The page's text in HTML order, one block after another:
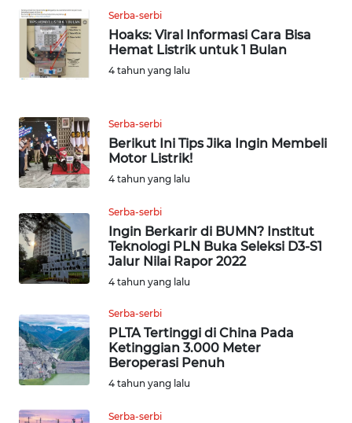
Serba-serbi
Hoaks: Viral Informasi Cara Bisa
Hemat Listrik untuk 1 Bulan
4 tahun yang lalu
Serba-serbi
Berikut Ini Tips Jika Ingin Membeli
Motor Listrik!
4 tahun yang lalu
Serba-serbi
Ingin Berkarir di BUMN? Institut
Teknologi PLN Buka Seleksi D3-S1
Jalur Nilai Rapor 2022
4 tahun yang lalu
Serba-serbi
PLTA Tertinggi di China Pada
Ketinggian 3.000 Meter
Beroperasi Penuh
4 tahun yang lalu
Serba-serbi
WN
CIREBON
WN
WN
KUNINGAN
WN
WN
SUBANG
SUKABUMI
WN
PURWAKARTA